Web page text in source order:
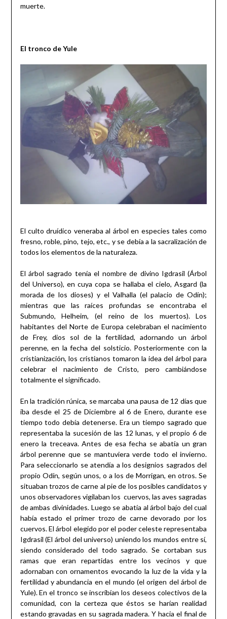
muerte.
El tronco de Yule
El culto druídico veneraba al árbol en especies tales como
fresno, roble, pino, tejo, etc., y se debía a la sacralización de
todos los elementos de la naturaleza.
El árbol sagrado tenía el nombre de divino Igdrasil (Árbol
del Universo), en cuya copa se hallaba el cielo, Asgard (la
morada de los dioses) y el Valhalla (el palacio de Odín);
mientras que las raíces profundas se encontraba el
Submundo, Helheim, (el reino de los muertos). Los
habitantes del Norte de Europa celebraban el nacimiento
de Frey, dios sol de la fertilidad, adornando un árbol
perenne, en la fecha del solsticio. Posteriormente con la
cristianización, los cristianos tomaron la idea del árbol para
celebrar el nacimiento de Cristo, pero cambiándose
totalmente el significado.
En la tradición rúnica, se marcaba una pausa de 12 días que
iba desde el 25 de Diciembre al 6 de Enero, durante ese
tiempo todo debía detenerse. Era un tiempo sagrado que
representaba la sucesión de las 12 lunas, y el propio 6 de
enero la treceava. Antes de esa fecha se abatía un gran
árbol perenne que se mantuviera verde todo el invierno.
Para seleccionarlo se atendía a los designios sagrados del
propio Odín, según unos, o a los de Morrigan, en otros. Se
situaban trozos de carne al pie de los posibles candidatos y
unos observadores vigilaban los cuervos, las aves sagradas
de ambas divinidades. Luego se abatía al árbol bajo del cual
había estado el primer trozo de carne devorado por los
cuervos. El árbol elegido por el poder celeste representaba
Igdrasil (El árbol del universo) uniendo los mundos entre sí,
siendo considerado del todo sagrado. Se cortaban sus
ramas que eran repartidas entre los vecinos y que
adornaban con ornamentos evocando la luz de la vida y la
fertilidad y abundancia en el mundo (el origen del árbol de
Yule). En el tronco se inscribían los deseos colectivos de la
comunidad, con la certeza que éstos se harían realidad
estando gravadas en su sagrada madera. Y hacia el final de